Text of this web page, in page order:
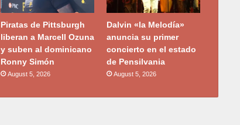
Piratas de Pittsburgh
liberan a Marcell Ozuna
y suben al dominicano
Ronny Simón
August 5, 2026
Dalvin «la Melodía»
anuncia su primer
concierto en el estado
de Pensilvania
August 5, 2026